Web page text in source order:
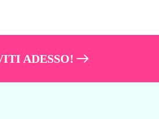
ADESSO!